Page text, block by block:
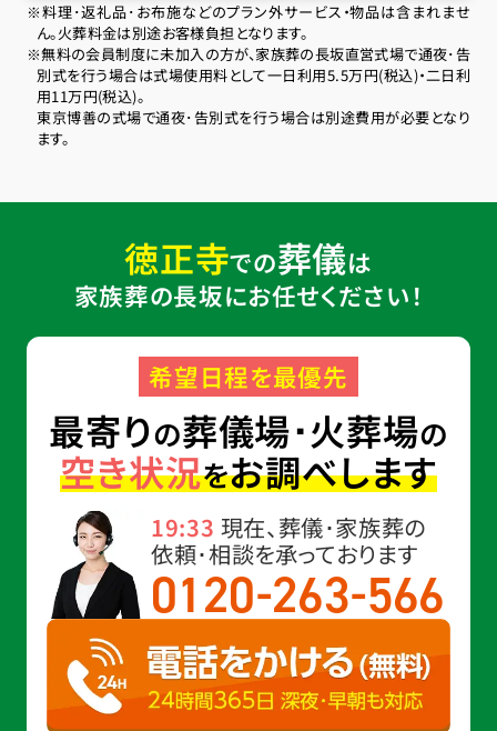
※料理･返礼品･お布施などのプラン外サービス・物品は含まれませ
ん。火葬料金は別途お客様負担となります。
※無料の会員制度に未加入の方が、家族葬の長坂直営式場で通夜･告
別式を行う場合は式場使用料として一日利用5.5万円(税込)・二日利
用11万円(税込)。
東京博善の式場で通夜･告別式を行う場合は別途費用が必要となり
ます。
徳正寺での葬儀は
家族葬の長坂にお任せください！
希望日程を最優先
最寄りの葬儀場･火葬場の
空き状況をお調べします
19:33 現在、葬儀･家族葬の
依頼･相談を承っております
0120-263-566